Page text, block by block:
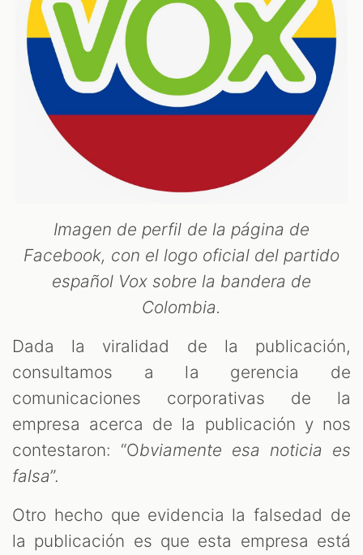
Imagen de perfil de la página de
Facebook, con el logo oficial del partido
español Vox sobre la bandera de
Colombia.
Dada la viralidad de la publicación,
consultamos a la gerencia de
comunicaciones corporativas de la
empresa acerca de la publicación y nos
contestaron: “Obviamente esa noticia es
falsa”.
Otro hecho que evidencia la falsedad de
la publicación es que esta empresa está